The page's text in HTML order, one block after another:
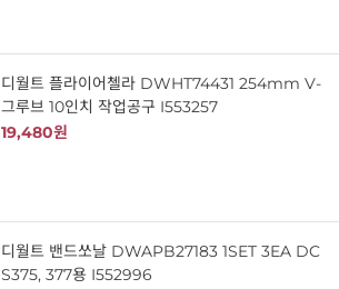
디월트 플라이어첼라 DWHT74431 254mm V-
그루브 10인치 작업공구 I553257
19,480원
디월트 밴드쏘날 DWAPB27183 1SET 3EA DC
S375, 377용 I552996